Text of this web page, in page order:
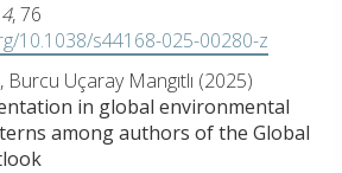
, 76
10.1038/s44168-025-00280-z
Uçaray Mangıtlı (2025)
in global environmental
among authors of the Global